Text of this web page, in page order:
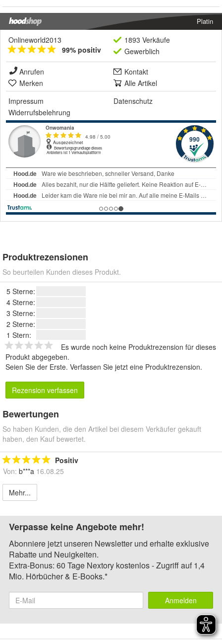
Platin
Onlineworld2013
99% positiv
1893 Verkäufe
Gewerblich
Anrufen
Kontakt
Merken
Alle Artikel
Impressum
Datenschutz
Widerrufsbelehrung
Produktrezensionen
So beurteilen Kunden dieses Produkt.
5 Sterne:
4 Sterne:
3 Sterne:
2 Sterne:
1 Stern:
Es wurde noch keine Produktrezension für dieses
Produkt abgegeben.
Seien Sie der Erste. Verfassen Sie jetzt eine Produktrezension.
Rezension verfassen
Bewertungen
So haben Kunden, die den Artikel bei diesem Verkäufer gekauft
haben, den Kauf bewertet.
Positiv
Von: b***a 16.08.25
Mehr...
Verpasse keine Angebote mehr!
Abonniere jetzt unseren Newsletter und erhalte exklusive
Rabatte und Neuigkeiten.
Extra-Bonus: 60 Tage Nextory kostenlos - Zugriff auf 1,4
Mio. Hörbücher & E-Books.*
Anmelden